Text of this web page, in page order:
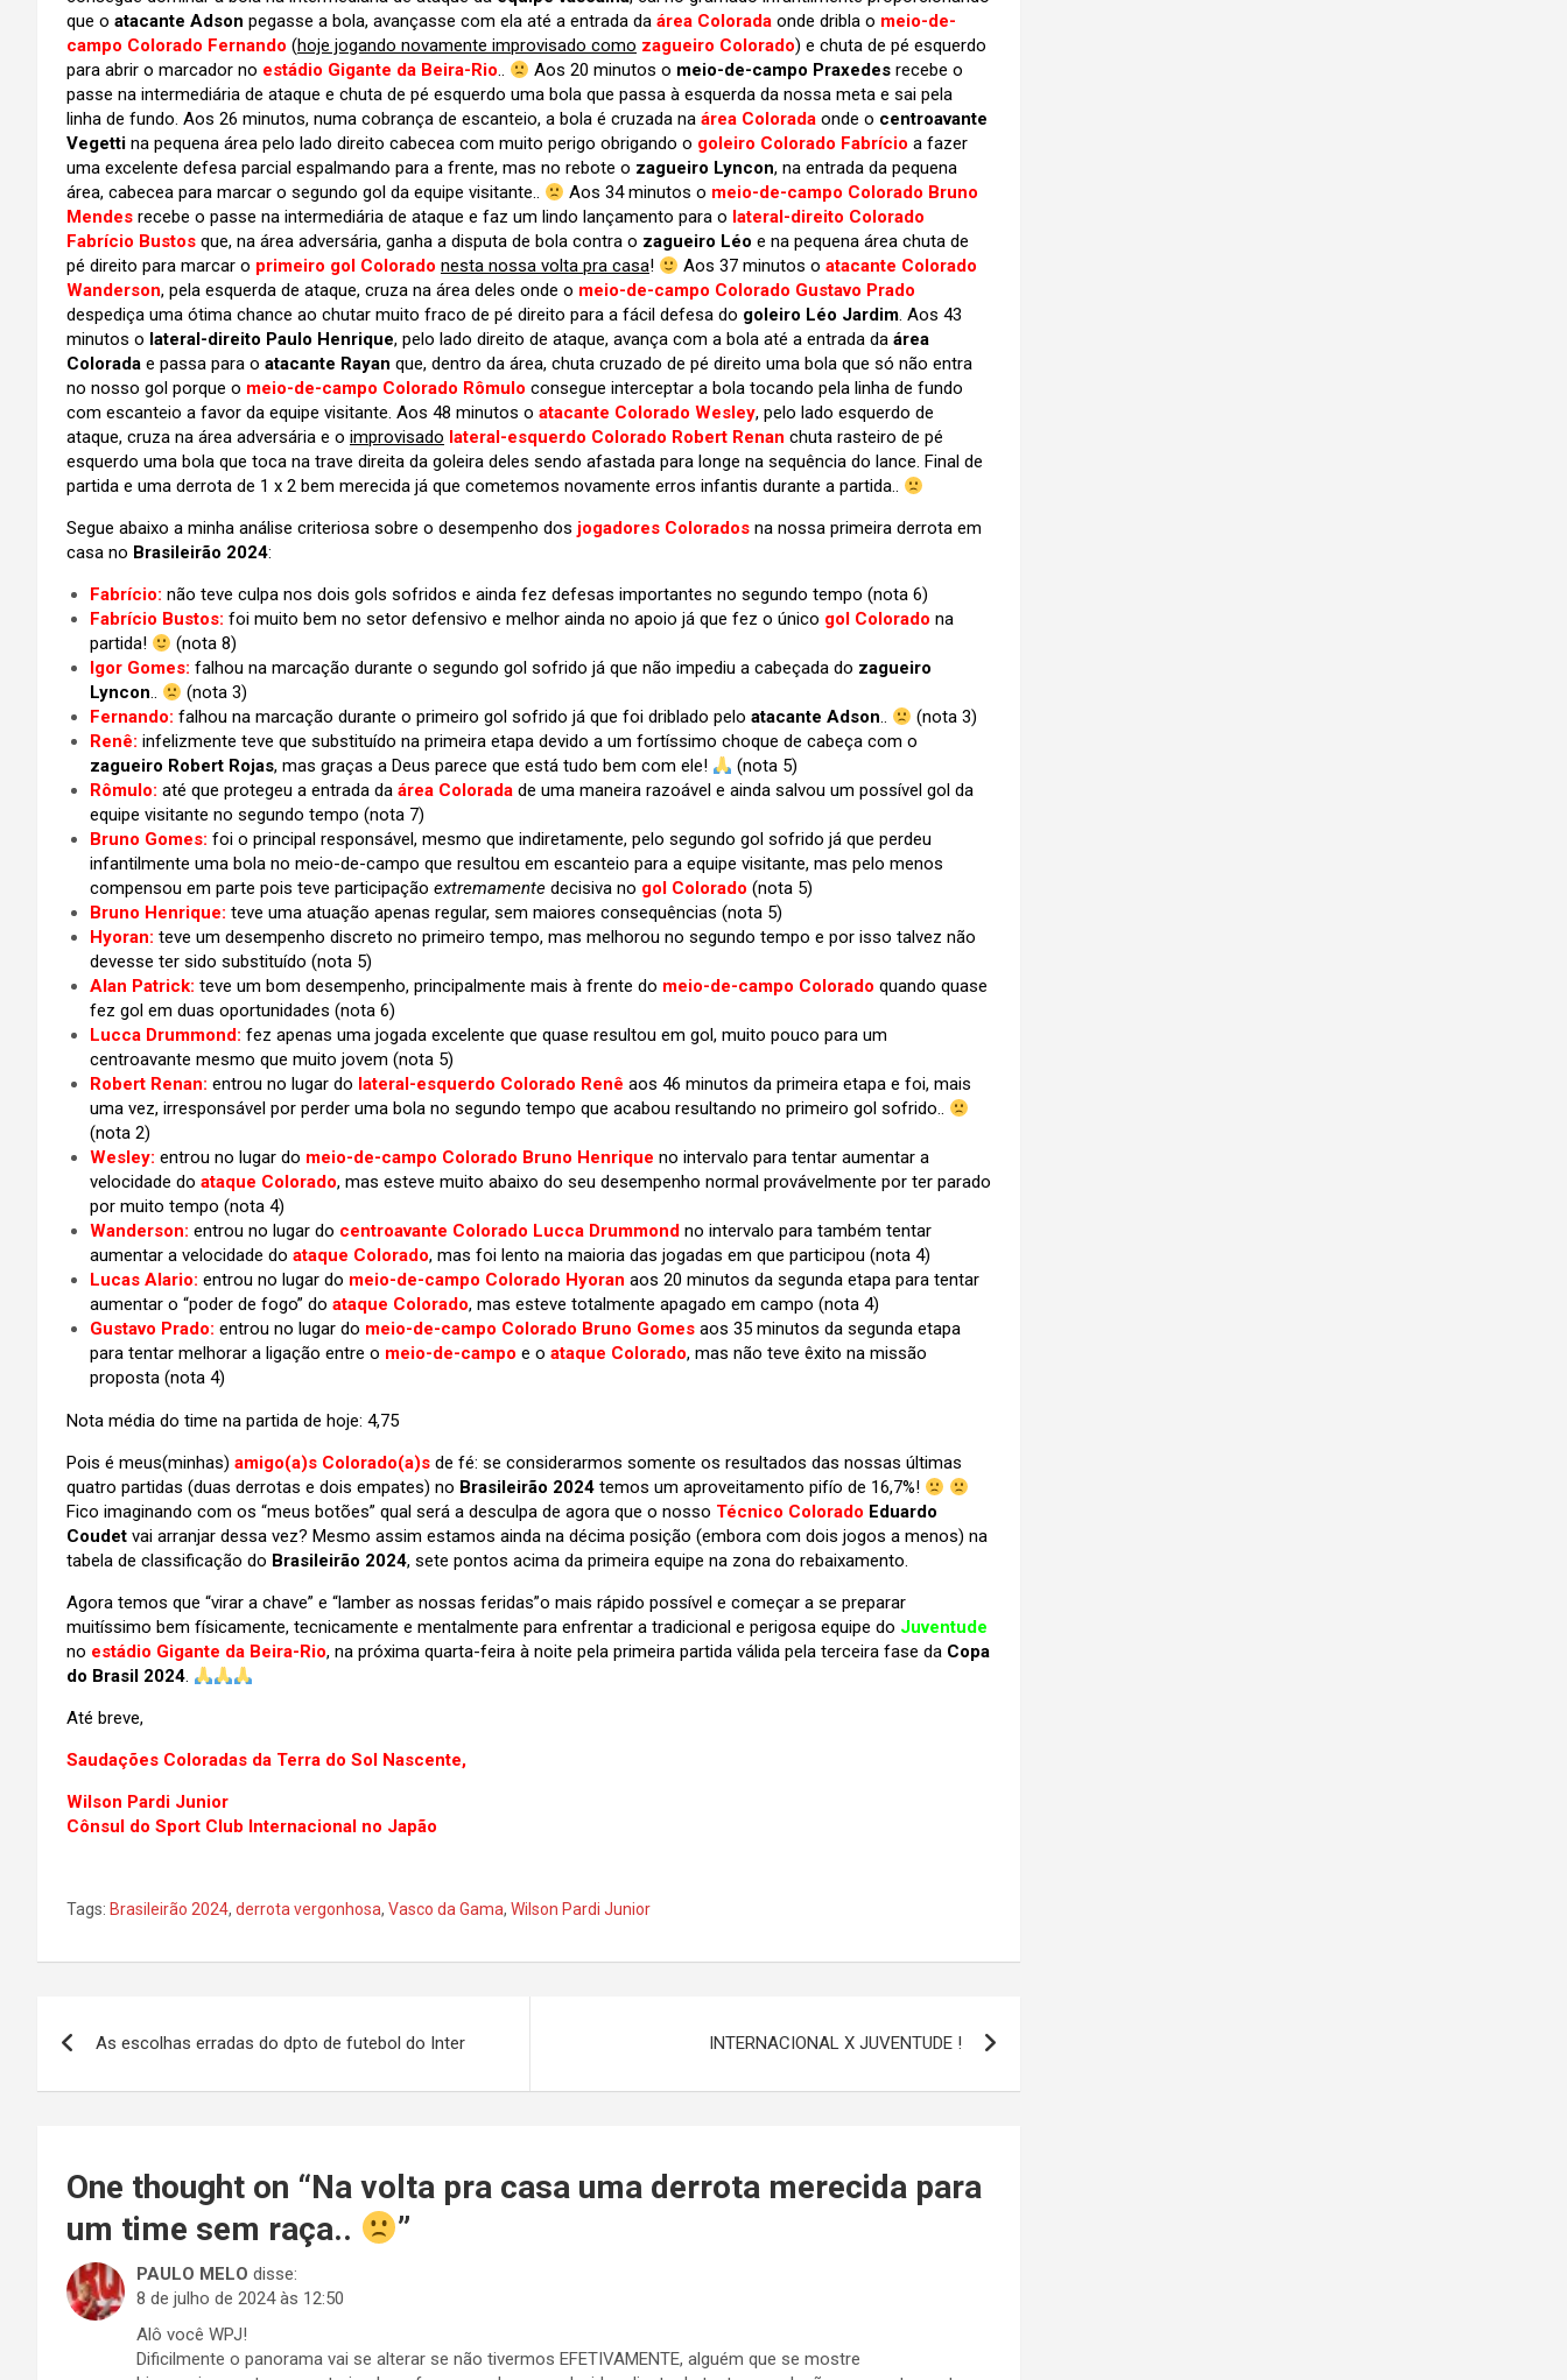
que o atacante Adson pegasse a bola, avançasse com ela até a entrada da área Colorada onde dribla o meio-de-
campo Colorado Fernando (hoje jogando novamente improvisado como zagueiro Colorado) e chuta de pé esquerdo
para abrir o marcador no estádio Gigante da Beira-Rio.. Aos 20 minutos o meio-de-campo Praxedes recebe o
passe na intermediária de ataque e chuta de pé esquerdo uma bola que passa à esquerda da nossa meta e sai pela
linha de fundo. Aos 26 minutos, numa cobrança de escanteio, a bola é cruzada na área Colorada onde o centroavante
Vegetti na pequena área pelo lado direito cabecea com muito perigo obrigando o goleiro Colorado Fabrício a fazer
uma excelente defesa parcial espalmando para a frente, mas no rebote o zagueiro Lyncon, na entrada da pequena
área, cabecea para marcar o segundo gol da equipe visitante..
Aos 34 minutos o meio-de-campo Colorado Bruno
Mendes recebe o passe na intermediária de ataque e faz um lindo lançamento para o lateral-direito Colorado
Fabrício Bustos que, na área adversária, ganha a disputa de bola contra o zagueiro Léo e na pequena área chuta de
pé direito para marcar o primeiro gol Colorado nesta nossa volta pra casa! Aos 37 minutos oatacante Colorado
Wanderson, pela esquerda de ataque, cruza na área deles onde o meio-de-campo Colorado Gustavo Prado
despediça uma ótima chance ao chutar muito fraco de pé direito para a fácil defesa do goleiro Léo Jardim. Aos 43
minutos o lateral-direito Paulo Henrique, pelo lado direito de ataque, avança com a bola até a entrada da área
Colorada e passa para o atacante Rayan que, dentro da área, chuta cruzado de pé direito uma bola que só não entra
no nosso gol porque o meio-de-campo Colorado Rômulo consegue interceptar a bola tocando pela linha de fundo
com escanteio a favor da equipe visitante. Aos 48 minutos o atacante Colorado Wesley, pelo lado esquerdo de
ataque, cruza na área adversária e o improvisado lateral-esquerdo Colorado Robert Renan chuta rasteiro de pé
esquerdo uma bola que toca na trave direita da goleira deles sendo afastada para longe na sequência do lance. Final de
partida e uma derrota de 1 x 2 bem merecida já que cometemos novamente erros infantis durante a partida..
Segue abaixo a minha análise criteriosa sobre o desempenho dos jogadores Colorados na nossa primeira derrota em
casa no Brasileirão 2024:
Fabrício: não teve culpa nos dois gols sofridos e ainda fez defesas importantes no segundo tempo (nota 6)
Fabrício Bustos: foi muito bem no setor defensivo e melhor ainda no apoio já que fez o único gol Colorado na
partida!
(nota 8)
Igor Gomes: falhou na marcação durante o segundo gol sofrido já que não impediu a cabeçada do zagueiro
Lyncon..
(nota 3)
Fernando: falhou na marcação durante o primeiro gol sofrido já que foi driblado pelo atacante Adson..
(nota 3)
Renê: infelizmente teve que substituído na primeira etapa devido a um fortíssimo choque de cabeça com o
zagueiro Robert Rojas, mas graças a Deus parece que está tudo bem com ele!
(nota 5)
Rômulo: até que protegeu a entrada da área Colorada de uma maneira razoável e ainda salvou um possível gol da
equipe visitante no segundo tempo (nota 7)
Bruno Gomes: foi o principal responsável, mesmo que indiretamente, pelo segundo gol sofrido já que perdeu
infantilmente uma bola no meio-de-campo que resultou em escanteio para a equipe visitante, mas pelo menos
compensou em parte pois teve participação extremamente decisiva no gol Colorado (nota 5)
Bruno Henrique: teve uma atuação apenas regular, sem maiores consequências (nota 5)
Hyoran: teve um desempenho discreto no primeiro tempo, mas melhorou no segundo tempo e por isso talvez não
devesse ter sido substituído (nota 5)
Alan Patrick: teve um bom desempenho, principalmente mais à frente do meio-de-campo Colorado quando quase
fez gol em duas oportunidades (nota 6)
Lucca Drummond: fez apenas uma jogada excelente que quase resultou em gol, muito pouco para um
centroavante mesmo que muito jovem (nota 5)
Robert Renan: entrou no lugar do lateral-esquerdo Colorado Renê aos 46 minutos da primeira etapa e foi, mais
uma vez, irresponsável por perder uma bola no segundo tempo que acabou resultando no primeiro gol sofrido..
(nota 2)
Wesley: entrou no lugar do meio-de-campo Colorado Bruno Henrique no intervalo para tentar aumentar a
velocidade do ataque Colorado, mas esteve muito abaixo do seu desempenho normal provávelmente por ter parado
por muito tempo (nota 4)
Wanderson: entrou no lugar do centroavante Colorado Lucca Drummond no intervalo para também tentar
aumentar a velocidade do ataque Colorado, mas foi lento na maioria das jogadas em que participou (nota 4)
Lucas Alario: entrou no lugar do meio-de-campo Colorado Hyoran aos 20 minutos da segunda etapa para tentar
aumentar o “poder de fogo” do ataque Colorado, mas esteve totalmente apagado em campo (nota 4)
Gustavo Prado: entrou no lugar do meio-de-campo Colorado Bruno Gomes aos 35 minutos da segunda etapa
para tentar melhorar a ligação entre o meio-de-campo e o ataque Colorado, mas não teve êxito na missão
proposta (nota 4)
Nota média do time na partida de hoje: 4,75
Pois é meus(minhas) amigo(a)s Colorado(a)s de fé: se considerarmos somente os resultados das nossas últimas
quatro partidas (duas derrotas e dois empates) no Brasileirão 2024 temos um aproveitamento pifío de 16,7%!
Fico imaginando com os “meus botões” qual será a desculpa de agora que o nosso Técnico Colorado Eduardo
Coudet vai arranjar dessa vez? Mesmo assim estamos ainda na décima posição (embora com dois jogos a menos) na
tabela de classificação do Brasileirão 2024, sete pontos acima da primeira equipe na zona do rebaixamento.
Agora temos que “virar a chave” e “lamber as nossas feridas”o mais rápido possível e começar a se preparar
muitíssimo bem físicamente, tecnicamente e mentalmente para enfrentar a tradicional e perigosa equipe do Juventude
no estádio Gigante da Beira-Rio, na próxima quarta-feira à noite pela primeira partida válida pela terceira fase da Copa
do Brasil 2024.
Até breve,
Saudações Coloradas da Terra do Sol Nascente,
Wilson Pardi Junior
Cônsul do Sport Club Internacional no Japão
Tags: Brasileirão 2024, derrota vergonhosa, Vasco da Gama, Wilson Pardi Junior
de
As escolhas erradas do dpto de futebol do Inter INTERNACIONAL X JUVENTUDE !
One thought on “Na volta pra casa uma derrota merecida para
um time sem raça..
”
PAULO MELO disse:
8 de julho de 2024 às 12:50
Alô você WPJ!
Dificilmente o panorama vai se alterar se não tivermos EFETIVAMENTE, alguém que se mostre